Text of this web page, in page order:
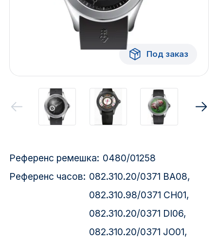
Воронеж
Краснодар
1 Мая
1 Поселок
2717 км
52127 городок
Под заказ
Референс ремешка: 0480/01258
Референс часов: 082.310.20/0371 BA08,
082.310.98/0371 CH01,
082.310.20/0371 DI06,
082.310.20/0371 JO01,